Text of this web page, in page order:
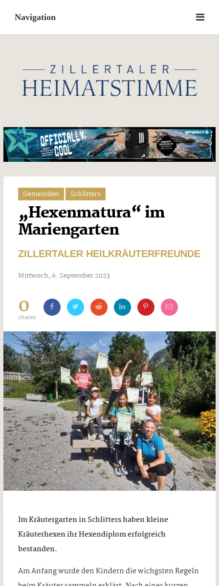
content
Gemeinden Schlitters
„Hexenmatura“ im
Mariengarten
ZILLERTALER HEILKRÄUTERFREUNDE
Mittwoch, 6. September 2023
0
shares
Im Kräutergarten in Schlitters haben kleine
Kräuterhexen ihr Hexendiplom erfolgreich
bestanden.
Am Anfang wurde den Kindern die wichgsten Regeln